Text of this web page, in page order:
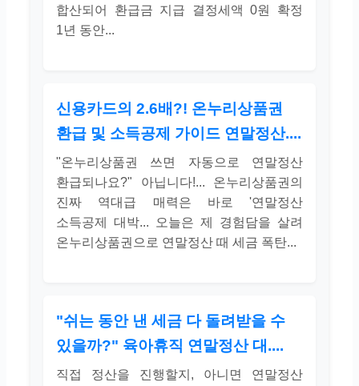
합산되어 환급금 지급 결정세액 0원 확정
1년 동안...
신용카드의 2.6배?! 온누리상품권
환급 및 소득공제 가이드 연말정산....
"온누리상품권 쓰면 자동으로 연말정산
환급되나요?" 아닙니다!... 온누리상품권의
진짜 역대급 매력은 바로 '연말정산
소득공제 대박... 오늘은 제 경험담을 살려
온누리상품권으로 연말정산 때 세금 폭탄...
"쉬는 동안 낸 세금 다 돌려받을 수
있을까?" 육아휴직 연말정산 대....
직접 정산을 진행할지, 아니면 연말정산